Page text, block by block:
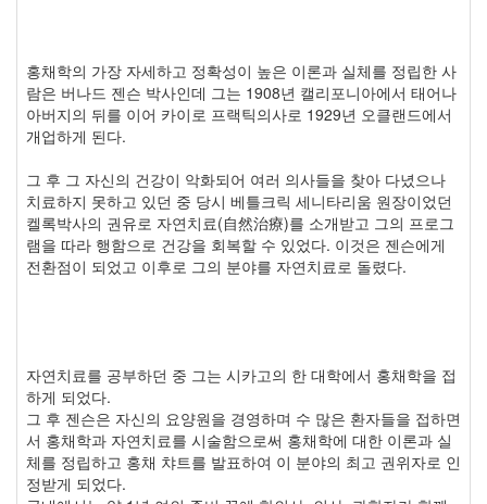
홍채학의 가장 자세하고 정확성이 높은 이론과 실체를 정립한 사
람은 버나드 젠슨 박사인데 그는 1908년 캘리포니아에서 태어나
아버지의 뒤를 이어 카이로 프랙틱의사로 1929년 오클랜드에서
개업하게 된다.
그 후 그 자신의 건강이 악화되어 여러 의사들을 찾아 다녔으나
치료하지 못하고 있던 중 당시 베틀크릭 세니타리움 원장이었던
켈록박사의 권유로 자연치료(自然治療)를 소개받고 그의 프로그
램을 따라 행함으로 건강을 회복할 수 있었다. 이것은 젠슨에게
전환점이 되었고 이후로 그의 분야를 자연치료로 돌렸다.
자연치료를 공부하던 중 그는 시카고의 한 대학에서 홍채학을 접
하게 되었다.
그 후 젠슨은 자신의 요양원을 경영하며 수 많은 환자들을 접하면
서 홍채학과 자연치료를 시술함으로써 홍채학에 대한 이론과 실
체를 정립하고 홍채 챠트를 발표하여 이 분야의 최고 권위자로 인
정받게 되었다.